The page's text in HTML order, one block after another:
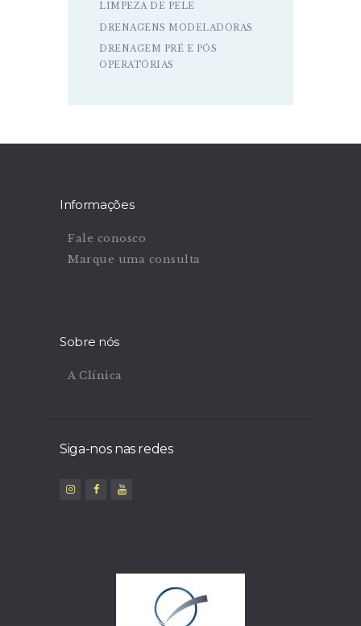
LIMPEZA DE PELE
DRENAGENS MODELADORAS
DRENAGEM PRÉ E PÓS
OPERATÓRIAS
Informações
Fale conosco
Marque uma consulta
Sobre nós
A Clínica
Siga-nos nas redes